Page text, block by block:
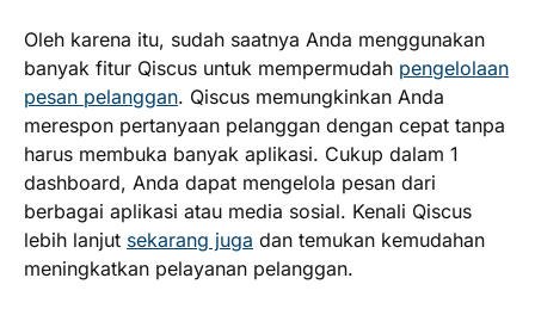
Oleh karena itu, sudah saatnya Anda menggunakan
banyak fitur Qiscus untuk mempermudah pengelolaan
pesan pelanggan. Qiscus memungkinkan Anda
merespon pertanyaan pelanggan dengan cepat tanpa
harus membuka banyak aplikasi. Cukup dalam 1
dashboard, Anda dapat mengelola pesan dari
berbagai aplikasi atau media sosial. Kenali Qiscus
lebih lanjut sekarang juga dan temukan kemudahan
meningkatkan pelayanan pelanggan.